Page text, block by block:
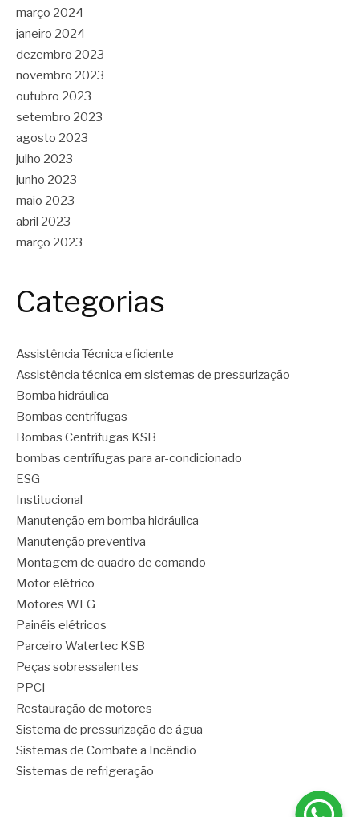
março 2024
janeiro 2024
dezembro 2023
novembro 2023
outubro 2023
setembro 2023
agosto 2023
julho 2023
junho 2023
maio 2023
abril 2023
março 2023
Categorias
Assistência Técnica eficiente
Assistência técnica em sistemas de pressurização
Bomba hidráulica
Bombas centrífugas
Bombas Centrífugas KSB
bombas centrífugas para ar-condicionado
ESG
Institucional
Manutenção em bomba hidráulica
Manutenção preventiva
Montagem de quadro de comando
Motor elétrico
Motores WEG
Painéis elétricos
Parceiro Watertec KSB
Peças sobressalentes
PPCI
Restauração de motores
Sistema de pressurização de água
Sistemas de Combate a Incêndio
Sistemas de refrigeração